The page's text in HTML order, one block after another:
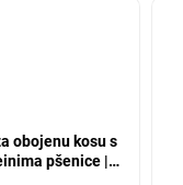
obojenu kosu s
pšenice |